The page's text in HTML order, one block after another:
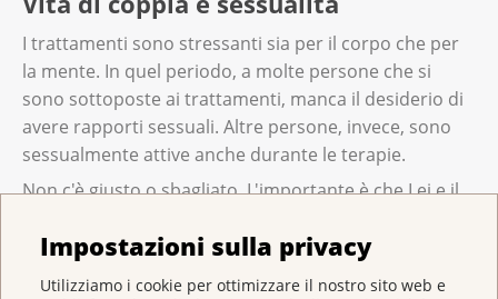
Impostazioni sulla privacy
Utilizziamo i cookie per ottimizzare il nostro sito web e
un massimo di dodici settimane. In questo
caso, invece, si tratta della riabilitazione
ambulatoriale.
È possibile fare la riabilitazione prima,
durante o dopo i trattamenti.
Se desidera fare la riabilitazione, ne parli con
Riabilitazione ambulatoriale: la cassa
malati pagherà la riabilitazione se
prescritta dal medico.
Riabilitazione ospedaliera: In questo caso,
il medico deve prima informarsi presso
l'assicurazione sanitaria è d'accordo,
I trattamenti sono stressanti sia per il corpo che per
la mente. I‌n quel periodo, a molte persone che si
sono sottoposte ai trattamenti, manca il desiderio di
avere rapporti sessuali. Altre persone, invece, sono
sessualmente attive anche durante le terapie.
Non c'è giusto o sbagliato. L'importante è che Lei e il
scegliere un metodo contraccettivo sicuro se si sta
facendo chemioterapia o radioterapia. Così si evita di